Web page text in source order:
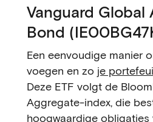
Vanguard Global
Bond
Een eenvoudige manier
voegen en zo je
Deze ETF volgt de
Aggregate-index, die
hoogwaardige obligaties